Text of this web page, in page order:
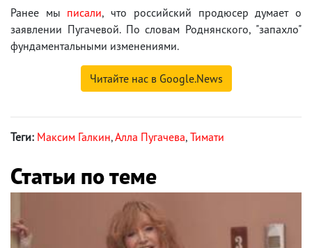
Ранее мы писали, что российский продюсер думает о
заявлении Пугачевой. По словам Роднянского, "запахло"
фундаментальными изменениями.
Читайте нас в Google.News
Теги: Максим Галкин,Алла Пугачева, Тимати
Статьи по теме